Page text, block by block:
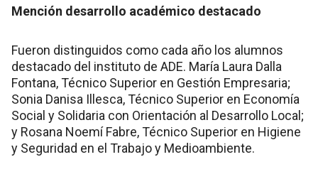
Mención desarrollo académico destacado
Fueron distinguidos como cada año los alumnos
destacado del instituto de ADE. María Laura Dalla
Fontana, Técnico Superior en Gestión Empresaria;
Sonia Danisa Illesca, Técnico Superior en Economía
Social y Solidaria con Orientación al Desarrollo Local;
y Rosana Noemí Fabre, Técnico Superior en Higiene
y Seguridad en el Trabajo y Medioambiente.